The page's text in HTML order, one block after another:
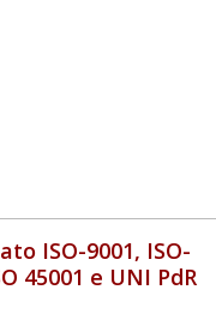
ISO-9001, ISO-
45001 e UNI PdR